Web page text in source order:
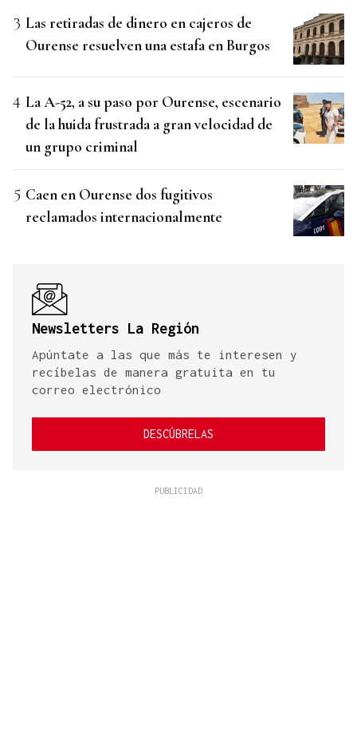
Las retiradas de dinero en cajeros de
Ourense resuelven una estafa en Burgos
La A-52, a su paso por Ourense, escenario
de la huida frustrada a gran velocidad de
un grupo criminal
Caen en Ourense dos fugitivos
reclamados internacionalmente
Newsletters La Región
Apúntate a las que más te interesen y
recíbelas de manera gratuita en tu
correo electrónico
DESCÚBRELAS